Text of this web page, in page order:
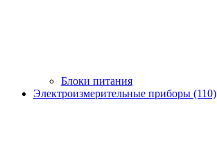
Блоки питания
Электроизмерительные приборы (110)